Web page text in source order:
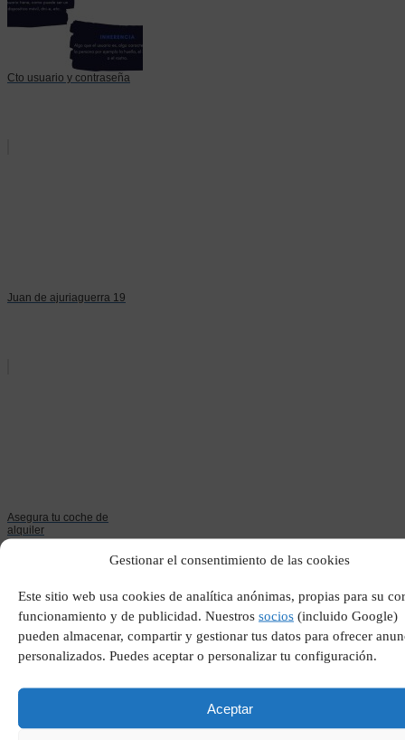
Gestionar el consentimiento de las cookies
Este sitio web usa cookies de analítica anónimas, propias para su
funcionamiento y de publicidad. Nuestros socios (incluido Google)
pueden almacenar, compartir y gestionar tus datos para ofrecer
personalizados. Puedes aceptar o personalizar tu configuración.
Aceptar
Cto usuario y contraseña
Juan de ajuriaguerra 19
Asegura tu coche de
alquiler